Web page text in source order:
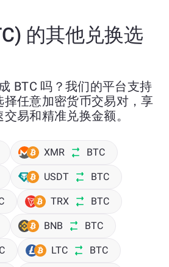
的其他兑换选
BTC 吗？我们的平台支持
择任意加密货币交易对，享
易和精准兑换金额。
XMR BTC
USDT BTC
TRX BTC
BNB BTC
LTC BTC